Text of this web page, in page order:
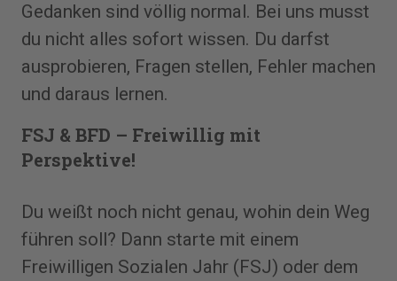
Gedanken sind völlig normal. Bei uns musst
du nicht alles sofort wissen. Du darfst
ausprobieren, Fragen stellen, Fehler machen
und daraus lernen.
FSJ & BFD – Freiwillig mit
Perspektive!
Du weißt noch nicht genau, wohin dein Weg
führen soll? Dann starte mit einem
Freiwilligen Sozialen Jahr (FSJ) oder dem